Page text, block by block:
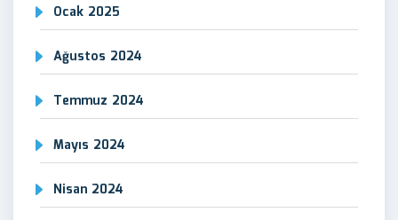
Ocak 2025
Ağustos 2024
Temmuz 2024
Mayıs 2024
Nisan 2024